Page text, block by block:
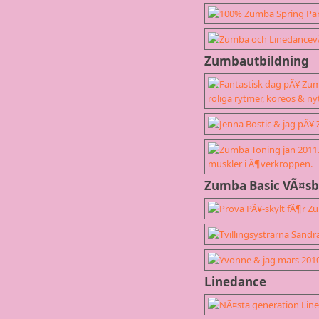
Zumbautbildning
Zumba Basic
Linedance